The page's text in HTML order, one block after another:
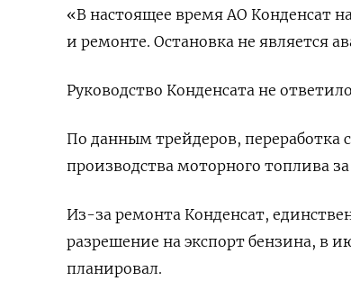
«В настоящее время АО Конденсат
и ремонте. Остановка не является
Руководство Конденсата не
По данным трейдеров, переработка
производства моторного топлива
Из-за ремонта Конденсат,
разрешение на экспорт бензина, в
планировал.